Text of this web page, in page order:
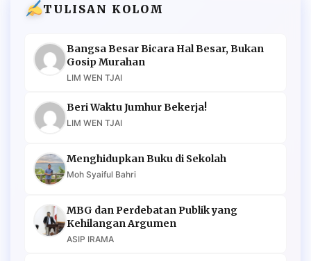
TULISAN KOLOM
Bangsa Besar Bicara Hal Besar, Bukan
Gosip Murahan
LIM WEN TJAI
Beri Waktu Jumhur Bekerja!
LIM WEN TJAI
Menghidupkan Buku di Sekolah
Moh Syaiful Bahri
MBG dan Perdebatan Publik yang
Kehilangan Argumen
ASIP IRAMA